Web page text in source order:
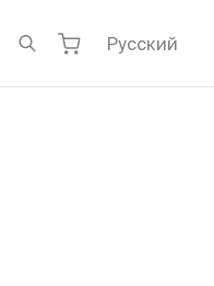
Русский